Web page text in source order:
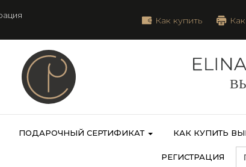
Как купить
ПОДАРОЧНЫЙ СЕРТИФИКАТ КАК КУПИТЬ
РЕГИСТРАЦИЯ